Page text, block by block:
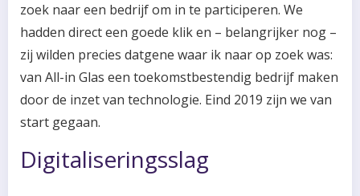
zoek naar een bedrijf om in te participeren. We
hadden direct een goede klik en – belangrijker nog –
zij wilden precies datgene waar ik naar op zoek was:
van All-in Glas een toekomstbestendig bedrijf maken
door de inzet van technologie. Eind 2019 zijn we van
start gegaan.
Digitaliseringsslag